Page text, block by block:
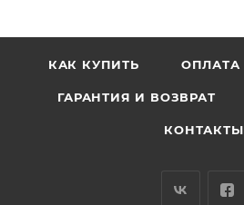
КАК КУПИТЬ ОПЛАТА
ГАРАНТИЯ И ВОЗВРАТ
КОНТАКТЫ